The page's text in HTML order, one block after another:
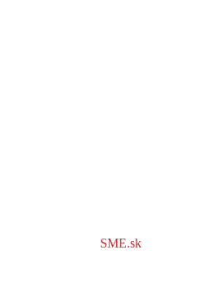
SME.sk